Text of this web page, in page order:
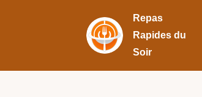
Repas
Rapides du
Soir